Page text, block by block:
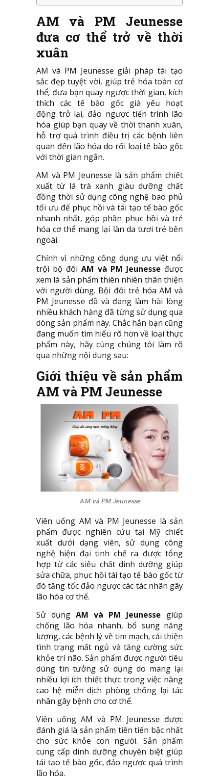
AM và PM Jeunesse
đưa cơ thể trở về thời
xuân
AM và PM Jeunesse giải pháp tái tạo
sắc đẹp tuyệt vời, giúp trẻ hóa toàn cơ
thể, đưa bạn quay ngược thời gian, kích
thích các tế bào gốc già yếu hoạt
động trở lại, đảo ngược tiến trình lão
hóa giúp bạn quay về thời thanh xuân,
hỗ trợ quá trình điều trị các bệnh liên
quan đến lão hóa do rối loại tế bào gốc
với thời gian ngắn.
AM và PM Jeunesse là sản phẩm chiết
xuất từ lá trà xanh giàu dưỡng chất
đồng thời sử dụng công nghệ bao phủ
tối ưu để phục hồi và tái tạo tế bào gốc
nhanh nhất, góp phần phục hồi và trẻ
hóa cơ thể mang lại làn da tươi trẻ bên
ngoài.
Chính vì những công dụng ưu việt nổi
trội bộ đôiAM và PM Jeunesse được
xem là sản phẩm thiên nhiên thân thiện
với người dùng. Bội đôi trẻ hóa AM và
PM Jeunesse đã và đang làm hài lòng
nhiều khách hàng đã từng sử dụng qua
dòng sản phẩm này. Chắc hẳn bạn cũng
đang muốn tìm hiểu rõ hơn về loại thực
phẩm này, hãy cùng chúng tôi làm rõ
qua những nội dung sau:
Giới thiệu về sản phẩm
AM và PM Jeunesse
AM và PM Jeunesse
Viên uống AM và PM Jeunesse là sản
phẩm được nghiên cứu tại Mỹ chiết
xuất dưới dạng viên, sử dụng công
nghệ hiện đại tinh chế ra được tổng
hợp từ các siêu chất dinh dưỡng giúp
sửa chữa, phục hồi tái tạo tế bào gốc từ
đó tăng tốc đảo ngược các tác nhân gây
lão hóa cơ thể.
Sử dụng AM và PM Jeunesse giúp
chống lão hóa nhanh, bổ sung năng
lượng, các bệnh lý về tim mạch, cải thiện
tình trạng mất ngủ và tăng cường sức
khỏe trí não. Sản phẩm được người tiêu
dùng tin tưởng sử dụng do mang lại
nhiều lợi ích thiết thực trong việc nâng
cao hệ miễn dịch phòng chống lại tác
nhân gây bệnh cho cơ thể.
Viên uống AM và PM Jeunesse được
đánh giá là sản phẩm tiên tiến bậc nhất
cho sức khỏe con người. Sản phẩm
cung cấp dinh dưỡng chuyên biệt giúp
tái tạo tế bào gốc, đảo ngược quá trình
lão hóa.